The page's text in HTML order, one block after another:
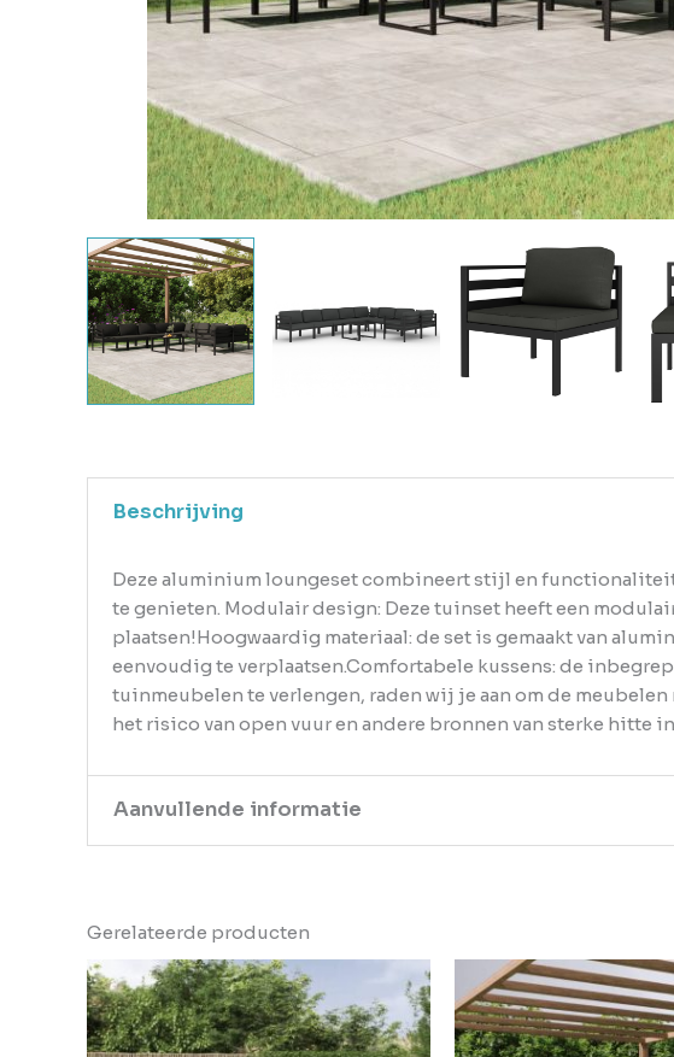
Beschrijving
Deze aluminium loungeset combineert stijl en
te genieten. Modulair design: Deze tuinset heeft een
plaatsen!Hoogwaardig materiaal: de set is gemaakt van
eenvoudig te verplaatsen.Comfortabele kussens: de
tuinmeubelen te verlengen, raden wij je aan om de
het risico van open vuur en andere bronnen van sterke hitte
Aanvullende informatie
EAN
Gewicht 57.2
Aantal
Gerelateerde producten